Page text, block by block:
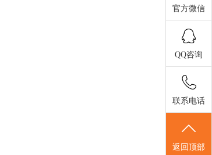
官方微信
QQ咨询
联系电话
返回顶部